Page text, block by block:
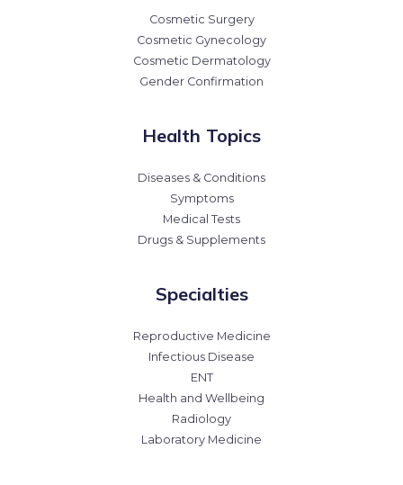
Cosmetic Surgery
Cosmetic Gynecology
Cosmetic Dermatology
Gender Confirmation
Health Topics
Diseases & Conditions
Symptoms
Medical Tests
Drugs & Supplements
Specialties
Reproductive Medicine
Infectious Disease
ENT
Health and Wellbeing
Radiology
Laboratory Medicine